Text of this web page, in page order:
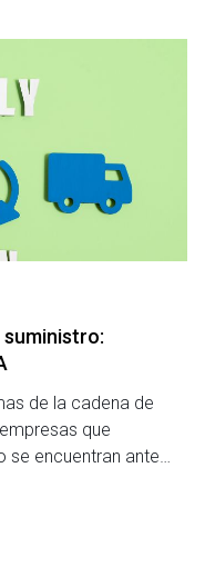
suministro:
de la cadena de
que
se encuentran ante…